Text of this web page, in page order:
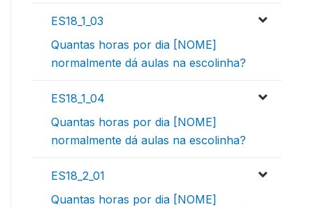
ES18_1_03
Quantas horas por dia [NOME]
normalmente dá aulas na escolinha?
ES18_1_04
Quantas horas por dia [NOME]
normalmente dá aulas na escolinha?
ES18_2_01
Quantas horas por dia [NOME]